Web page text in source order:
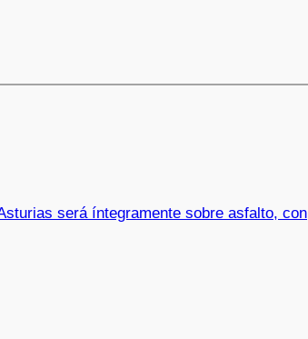
será íntegramente sobre asfalto, con